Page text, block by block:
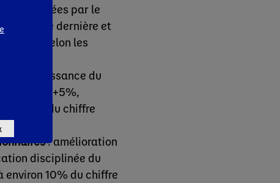
générées par le
l’année dernière et
15% (selon les
: croissance du
+3 et +5%,
à celle du chiffre
: amélioration
disciplinée du
10% du chiffre